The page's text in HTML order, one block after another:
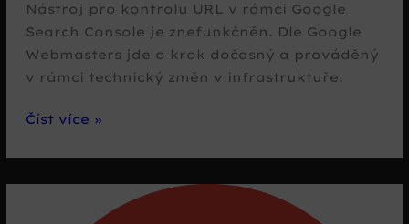
Nástroj pro kontrolu URL v rámci Google
Search Console je znefunkčněn. Dle Google
Webmasters jde o krok dočasný a prováděný
v rámci technický změn v infrastruktuře.
Nástroj
kontrolu
URL
Číst více »